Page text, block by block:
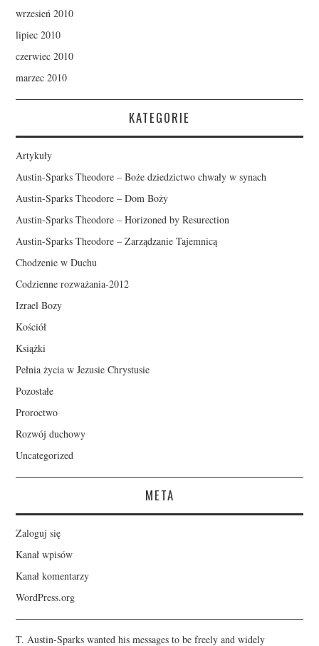
wrzesień 2010
lipiec 2010
czerwiec 2010
marzec 2010
KATEGORIE
Artykuły
Austin-Sparks Theodore – Boże dziedzictwo chwały w synach
Austin-Sparks Theodore – Dom Boży
Austin-Sparks Theodore – Horizoned by Resurection
Austin-Sparks Theodore – Zarządzanie Tajemnicą
Chodzenie w Duchu
Codzienne rozważania-2012
Izrael Bozy
Kościół
Książki
Pełnia życia w Jezusie Chrystusie
Pozostałe
Proroctwo
Rozwój duchowy
Uncategorized
META
Zaloguj się
Kanał wpisów
Kanał komentarzy
WordPress.org
T. Austin-Sparks wanted his messages to be freely and widely